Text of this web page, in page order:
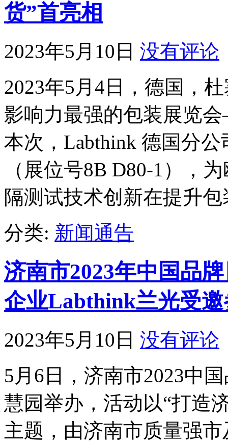
货”首亮相
2023年5月10日 没有评论
2023年5月4日，德国，
影响力最强的包装展览
本次，Labthink 德国分
（展位号8B D80-1），
隔测试技术创新在提升
分类: 新闻通告
济南市2023年中国品
企业Labthink兰光受邀
2023年5月10日 没有评论
5月6日，济南市2023中
慧园举办，活动以“打造
主题，由济南市质量强